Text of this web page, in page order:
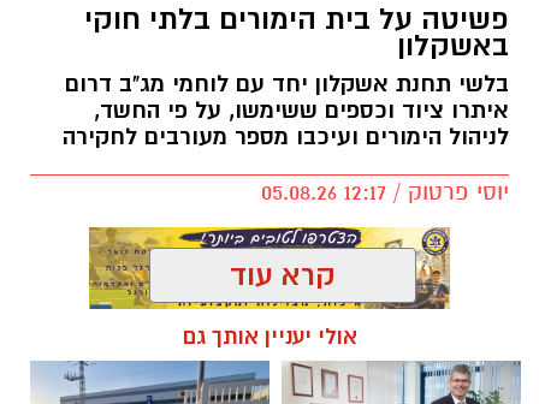
פשיטה על בית הימורים בלתי חוקי
באשקלון
בלשי תחנת אשקלון יחד עם לוחמי מג"ב דרום
איתרו ציוד וכספים ששימשו, על פי החשד,
לניהול הימורים ועיכבו מספר מעורבים לחקירה
יוסי פרטוק / 12:17 05.08.26
תגים:פשיטה על בית הימורים
קרא עוד
אולי יעניין אותך גם